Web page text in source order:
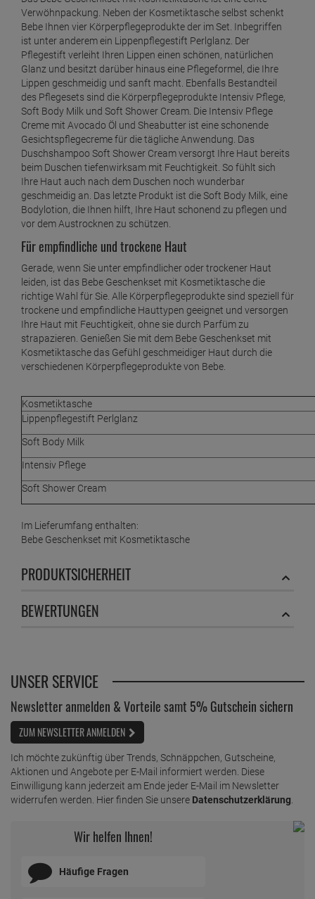
Verwöhnpackung. Neben der Kosmetiktasche selbst schenkt
Bebe Ihnen vier Körperpflegeprodukte der im Set. Inbegriffen
ist unter anderem ein Lippenpflegestift Perlglanz. Der
Pflegestift verleiht Ihren Lippen einen schönen, natürlichen
Glanz und besitzt darüber hinaus eine Pflegeformel, die Ihre
Lippen geschmeidig und sanft macht. Ebenfalls Bestandteil
des Pflegesets sind die Körperpflegeprodukte Intensiv Pflege,
Soft Body Milk und Soft Shower Cream. Die Intensiv Pflege
Creme mit Avocado Öl und Sheabutter ist eine schonende
Gesichtspflegecreme für die tägliche Anwendung. Das
Duschshampoo Soft Shower Cream versorgt Ihre Haut bereits
beim Duschen tiefenwirksam mit Feuchtigkeit. So fühlt sich
Ihre Haut auch nach dem Duschen noch wunderbar
geschmeidig an. Das letzte Produkt ist die Soft Body Milk, eine
Bodylotion, die Ihnen hilft, Ihre Haut schonend zu pflegen und
vor dem Austrocknen zu schützen.
Für empfindliche und trockene Haut
Gerade, wenn Sie unter empfindlicher oder trockener Haut
leiden, ist das Bebe Geschenkset mit Kosmetiktasche die
richtige Wahl für Sie. Alle Körperpflegeprodukte sind speziell für
trockene und empfindliche Hauttypen geeignet und versorgen
Ihre Haut mit Feuchtigkeit, ohne sie durch Parfüm zu
strapazieren. Genießen Sie mit dem Bebe Geschenkset mit
Kosmetiktasche das Gefühl geschmeidiger Haut durch die
verschiedenen Körperpflegeprodukte von Bebe.
Kosmetiktasche
Lippenpflegestift Perlglanz
Soft Body Milk
Intensiv Pflege
Soft Shower Cream
Im Lieferumfang enthalten:
Bebe Geschenkset mit Kosmetiktasche
PRODUKTSICHERHEIT
BEWERTUNGEN
UNSER SERVICE
Newsletter anmelden & Vorteile samt 5% Gutschein sichern
ZUM NEWSLETTER ANMELDEN
Ich möchte zukünftig über Trends, Schnäppchen, Gutscheine,
Aktionen und Angebote per E-Mail informiert werden. Diese
Einwilligung kann jederzeit am Ende jeder E-Mail im Newsletter
widerrufen werden. Hier finden Sie unsere Datenschutzerklärung.
Wir helfen Ihnen!
Häufige Fragen